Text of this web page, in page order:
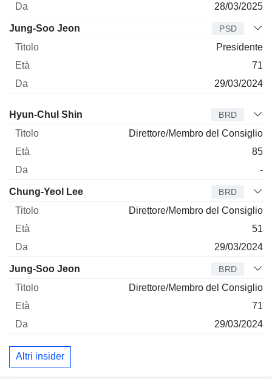
28/03/2025
Jung-Soo Jeon PSD
Presidente
71
29/03/2024
Amministratore Titolo
Hyun-Chul Shin BRD
Direttore/Membro del Consiglio
85
-
Chung-Yeol Lee BRD
Direttore/Membro del Consiglio
51
29/03/2024
Jung-Soo Jeon BRD
Direttore/Membro del Consiglio
71
29/03/2024
Altri insider